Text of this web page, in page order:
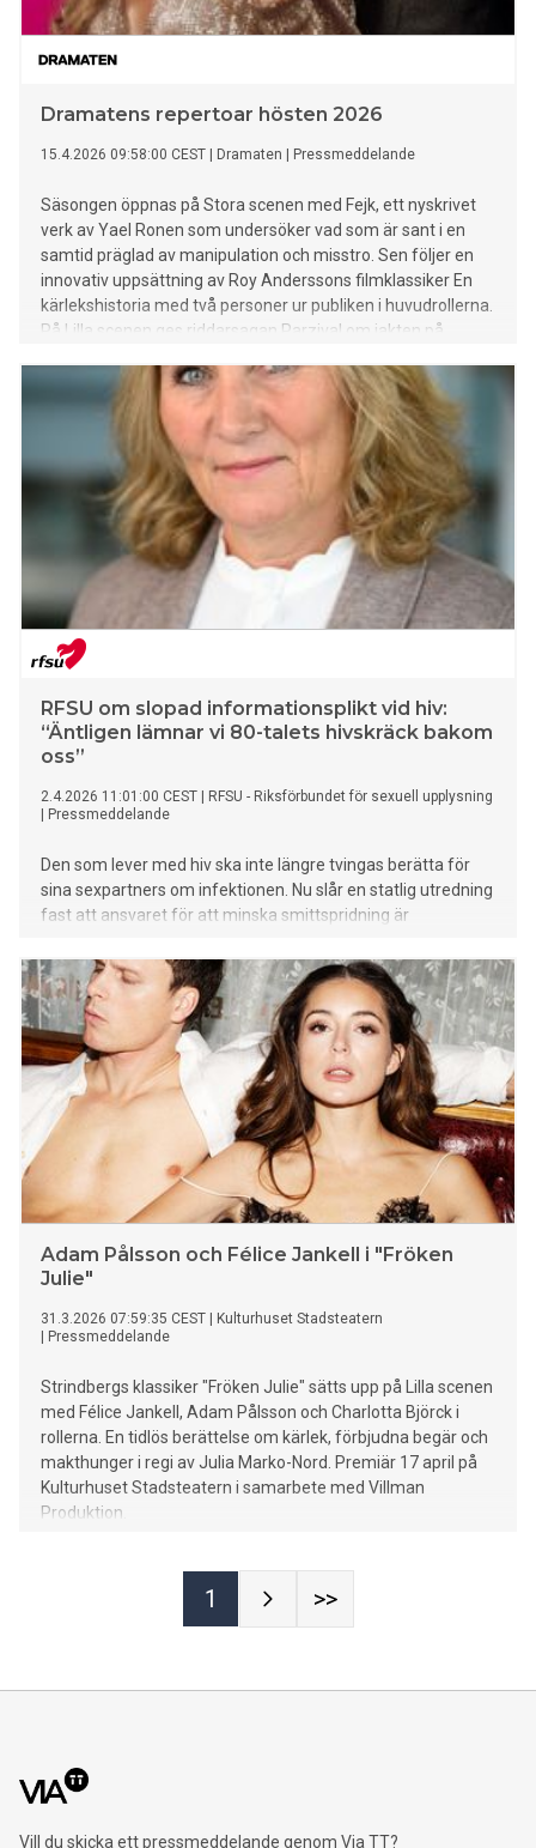
Dramatens repertoar hösten 2026
15.4.2026 09:58:00 CEST Dramaten Pressmeddelande
Säsongen öppnas på Stora scenen med Fejk, ett nyskrivet
verk av Yael Ronen som undersöker vad som är sant i en
samtid präglad av manipulation och misstro. Sen följer en
innovativ uppsättning av Roy Anderssons filmklassiker En
kärlekshistoria med två personer ur publiken i huvudrollerna.
På Lilla scenen ges riddarsagan Parzival om jakten på
med Fåglarna om en grupp människor fast i ett hus i regi av
Freja Hallberg. På Målarsalen regisserar Ada Berger
Antikrist, baserad på Lars von Triers film. Därutöver den
Kairofödde kanadensiske författaren Omar El Akkads
uppgörelse med västvärlden, En dag kommer alla alltid att
ha varit mot det här. Detta och mycket mer på scenerna i
höst. Biljetterna släpps idag.
RFSU om slopad informationsplikt vid hiv:
“Äntligen lämnar vi 80-talets hivskräck bakom
oss”
2.4.2026 11:01:00 CEST
RFSU - Riksförbundet för sexuell upplysning
Pressmeddelande
Den som lever med hiv ska inte längre tvingas berätta för
sina sexpartners om infektionen. Nu slår en statlig utredning
fast att ansvaret för att minska smittspridning är
Ett viktigt besked, enligt RFSU.
Adam Pålsson och Félice Jankell i "Fröken
Julie"
31.3.2026 07:59:35 CEST
Kulturhuset Stadsteatern
Pressmeddelande
Strindbergs klassiker "Fröken Julie" sätts upp på Lilla scenen
med Félice Jankell, Adam Pålsson och Charlotta Björck i
rollerna. En tidlös berättelse om kärlek, förbjudna begär och
makthunger i regi av Julia Marko-Nord. Premiär 17 april på
Kulturhuset Stadsteatern i samarbete med Villman
Produktion.
1 >>
Vill du skicka ett pressmeddelande genom Via TT?